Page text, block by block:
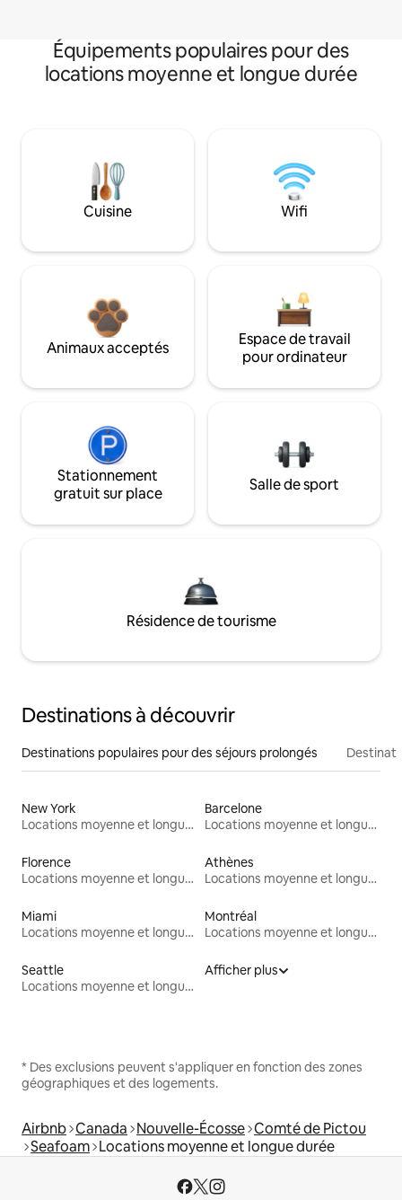
Équipements populaires pour des
locations moyenne et longue durée
Cuisine Wifi
Animaux acceptés
Espace de travail
pour ordinateur
Stationnement
gratuit sur place
Salle de sport
Résidence de tourisme
Destinations à découvrir
Destinations populaires pour des séjours prolongés
New York
Locations moyenne et longue durée
Barcelone
Locations moyenne et longue durée
Florence
Locations moyenne et longue durée
Athènes
Locations moyenne et longue durée
Miami
Locations moyenne et longue durée
Montréal
Locations moyenne et longue durée
Seattle
Locations moyenne et longue durée
Afficher plus
* Des exclusions peuvent s'appliquer en fonction des zones
géographiques et des logements.
Airbnb Canada Nouvelle-Écosse Comté de Pictou
Seafoam Locations moyenne et longue durée